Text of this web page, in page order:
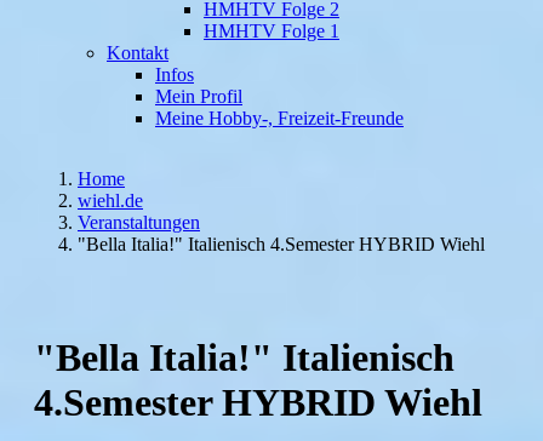
HMHTV Folge 2
HMHTV Folge 1
Kontakt
Infos
Mein Profil
Meine Hobby-, Freizeit-Freunde
Home
wiehl.de
Veranstaltungen
"Bella Italia!" Italienisch 4.Semester HYBRID Wiehl
"Bella Italia!" Italienisch
4.Semester HYBRID Wiehl